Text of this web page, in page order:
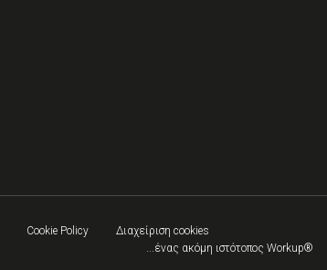
Cookie Policy
Διαχείριση cookies
...ένας ακόμη ιστότοπος Workup®